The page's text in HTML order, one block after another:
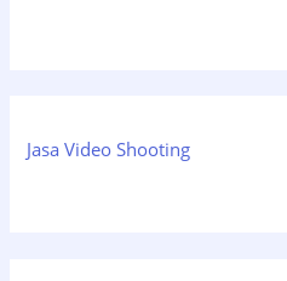
Jasa Video Shooting